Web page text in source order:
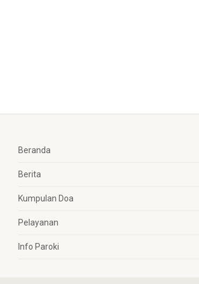
Beranda
Berita
Kumpulan Doa
Pelayanan
Info Paroki